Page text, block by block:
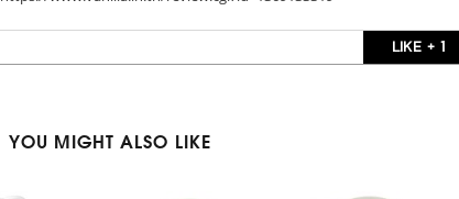
LIKE + 1
YOU MIGHT ALSO LIKE